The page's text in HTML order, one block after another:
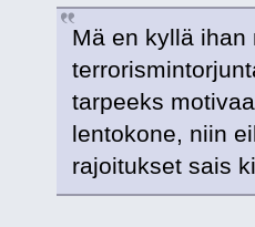
Mä en kyllä ihan
tarpeeks
lentokone, niin
rajoitukset sais